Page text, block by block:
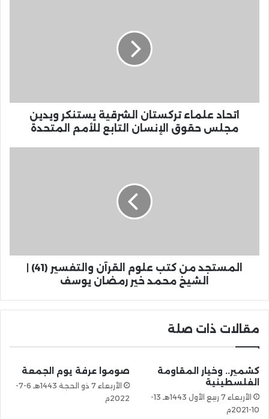
اتحاد علماء تركستان الشرقية يستنكر ويدين
مجلس حقوق الإنسان التابع للأمم المتحدة
المستجد من كتب علوم القرآن والتفسير (41) |
الشيخ محمد خير رمضان يوسف
مقالات ذات صلة
كشمير.. وخيار المقاومة
الفلسطينية
الأربعاء 7 ربيع الأول 1443هـ 13-
10-2021م
صوموا عرفة يوم الجمعة
الأربعاء 7 ذو الحجة 1443هـ 6-7-
2022م